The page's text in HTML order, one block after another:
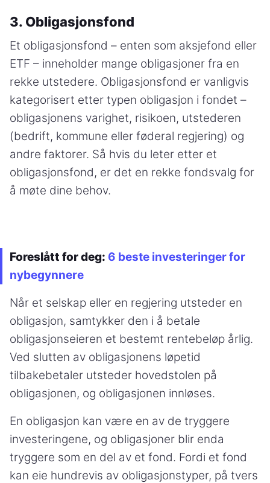
3. Obligasjonsfond
Et obligasjonsfond – enten som aksjefond eller
ETF – inneholder mange obligasjoner fra en
rekke utstedere. Obligasjonsfond er vanligvis
kategorisert etter typen obligasjon i fondet –
obligasjonens varighet, risikoen, utstederen
(bedrift, kommune eller føderal regjering) og
andre faktorer. Så hvis du leter etter et
obligasjonsfond, er det en rekke fondsvalg for
å møte dine behov.
Foreslått for deg: 6 beste investeringer for
nybegynnere
Når et selskap eller en regjering utsteder en
obligasjon, samtykker den i å betale
obligasjonseieren et bestemt rentebeløp årlig.
Ved slutten av obligasjonens løpetid
tilbakebetaler utsteder hovedstolen på
obligasjonen, og obligasjonen innløses.
En obligasjon kan være en av de tryggere
investeringene, og obligasjoner blir enda
tryggere som en del av et fond. Fordi et fond
kan eie hundrevis av obligasjonstyper, på tvers